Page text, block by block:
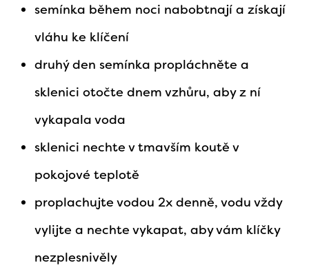
semínka během noci nabobtnají a získají
vláhu ke klíčení
druhý den semínka propláchněte a
sklenici otočte dnem vzhůru, aby z ní
vykapala voda
sklenici nechte v tmavším koutě v
pokojové teplotě
proplachujte vodou 2x denně, vodu vždy
vylijte a nechte vykapat, aby vám klíčky
nezplesnivěly